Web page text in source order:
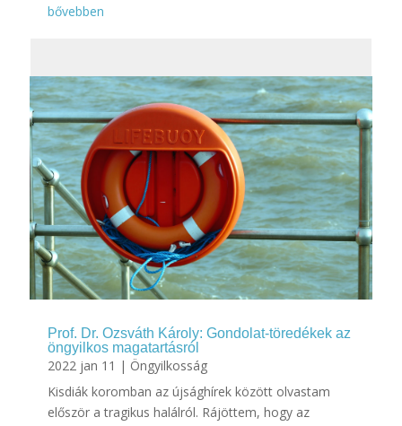
bővebben
Prof. Dr. Ozsváth Károly: Gondolat-töredékek az
öngyilkos magatartásról
2022 jan 11 | Öngyilkosság
Kisdiák koromban az újsághírek között olvastam
először a tragikus halálról. Rájöttem, hogy az